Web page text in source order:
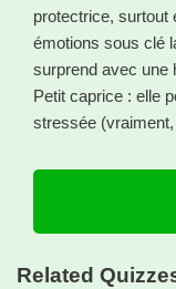
protectrice, surtout
émotions sous clé
surprend avec une
Petit caprice : elle
stressée (vraiment,
Related